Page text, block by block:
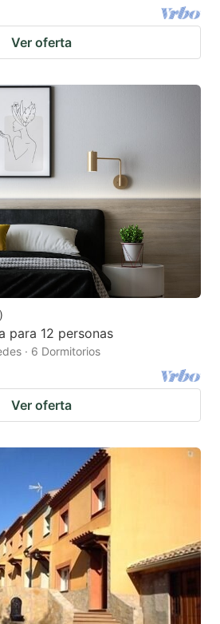
Ver oferta
)
para 12 personas
· 6 Dormitorios
Ver oferta